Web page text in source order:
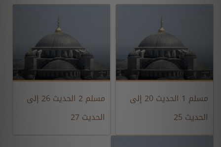
مسلم 1 الحديث 20 إلى
الحديث 25
مسلم 2 الحديث 26 إلى
الحديث 27